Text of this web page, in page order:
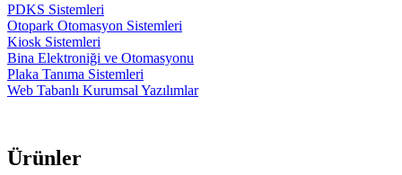
PDKS Sistemleri
Otopark Otomasyon Sistemleri
Kiosk Sistemleri
Bina Elektroniği ve Otomasyonu
Plaka Tanıma Sistemleri
Web Tabanlı Kurumsal Yazılımlar
Ürünler